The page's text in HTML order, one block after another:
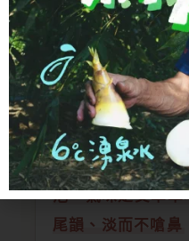
親身實測
家裡長輩
時候端午
第一次接觸這款
字就主動說想試試
泡，氣味是艾草
尾韻、淡而不嗆鼻